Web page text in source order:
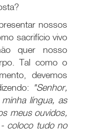
nossos
sacrifício vivo
quer nosso
Tal como o
devemos
"Senhor,
língua, as
meus ouvidos,
coloco tudo no